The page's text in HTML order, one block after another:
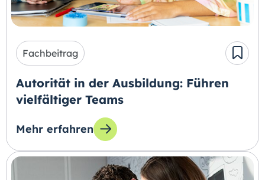
Fachbeitrag
Autorität in der Ausbildung: Führen
vielfältiger Teams
Mehr erfahren
zum Thema: Autorität in der Ausbildung: